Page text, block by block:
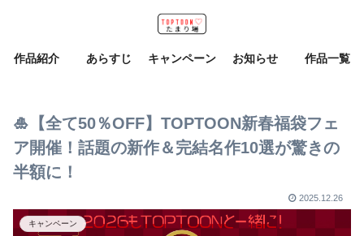
作品紹介 あらすじ キャンペーン お知らせ 作品一覧
🎍【全て50％OFF】TOPTOON新春福袋フェ
ア開催！話題の新作＆完結名作10選が驚きの
半額に！
2025.12.26
キャンペーン